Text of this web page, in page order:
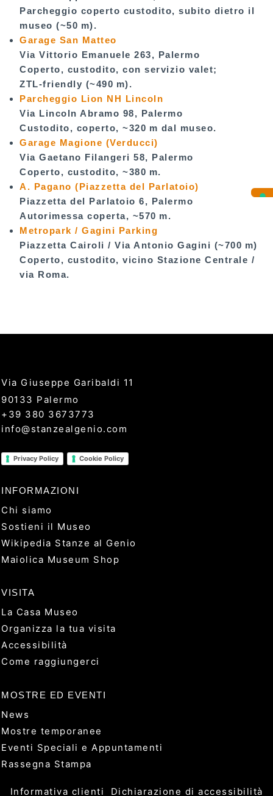
Parcheggio coperto custodito, subito dietro il
museo (~50 m).
Garage San Matteo
Via Vittorio Emanuele 263, Palermo
Coperto, custodito, con servizio valet;
ZTL‑friendly (~490 m).
Parcheggio Lion NH Lincoln
Via Lincoln Abramo 98, Palermo
Custodito, coperto, ~320 m dal museo.
Garage Magione (Verducci)
Via Gaetano Filangeri 58, Palermo
Coperto, custodito, ~380 m.
A. Pagano (Piazzetta del Parlatoio)
Piazzetta del Parlatoio 6, Palermo
Autorimessa coperta, ~570 m.
Metropark / Gagini Parking
Piazzetta Cairoli / Via Antonio Gagini (~700 m)
Coperto, custodito, vicino Stazione Centrale /
via Roma.
Via Giuseppe Garibaldi 11
90133 Palermo
+39 380 3673773
info@stanzealgenio.com
Privacy Policy Cookie Policy
INFORMAZIONI
Chi siamo
Sostieni il Museo
Wikipedia Stanze al Genio
Maiolica Museum Shop
VISITA
La Casa Museo
Organizza la tua visita
Accessibilità
Come raggiungerci
MOSTRE ED EVENTI
News
Mostre temporanee
Eventi Speciali e Appuntamenti
Rassegna Stampa
Informativa clienti Dichiarazione di accessibilità